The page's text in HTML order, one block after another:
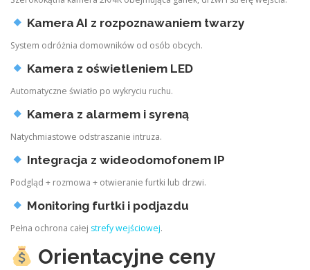
Kamera AI z rozpoznawaniem twarzy
System odróżnia domowników od osób obcych.
Kamera z oświetleniem LED
Automatyczne światło po wykryciu ruchu.
Kamera z alarmem i syreną
Natychmiastowe odstraszanie intruza.
Integracja z wideodomofonem IP
Podgląd + rozmowa + otwieranie furtki lub drzwi.
Monitoring furtki i podjazdu
Pełna ochrona całej strefy wejściowej.
Orientacyjne ceny